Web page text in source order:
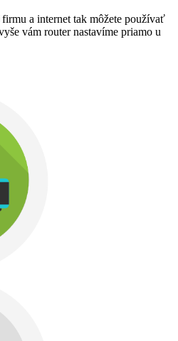
a internet tak môžete používať
vám router nastavíme priamo u